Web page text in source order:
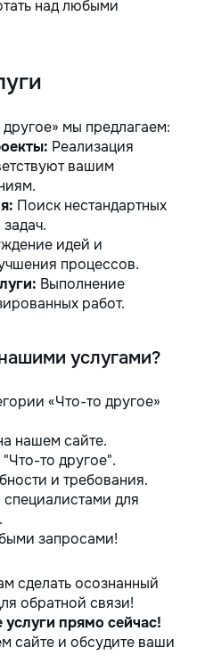
над любыми
мы предлагаем:
Реализация
вашим
Поиск нестандартных
идей и
процессов.
Выполнение
работ.
услугами?
«Что-то другое»
нашем сайте.
то другое".
и требования.
для
запросами!
сделать осознанный
обратной связи!
прямо сейчас!
сайте и обсудите ваши